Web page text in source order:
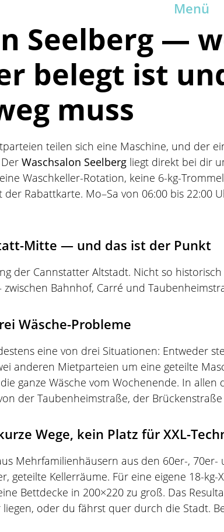
Menü
Seelberg —
belegt ist
muss
teilen sich eine Maschine, und der
Waschsalon Seelberg liegt direkt bei dir
Waschkeller-Rotation, keine 6-kg-
der Rabattkarte. Mo–Sa von 06:00 bis
Mitte — und das ist der Punkt
der Cannstatter Altstadt. Nicht so
Bahnhof, Carré und
Wäsche-Probleme
eine von drei Situationen: Entweder
anderen Mietparteien um eine geteilte
ganze Wäsche vom Wochenende. In
der Taubenheimstraße, der
Wege, kein Platz für XXL-
Mehrfamilienhäusern aus den 60er-,
geteilte Kellerräume. Für eine eigene 18-
Bettdecke in 200×220 zu groß. Das
oder du fährst quer durch die Stadt.